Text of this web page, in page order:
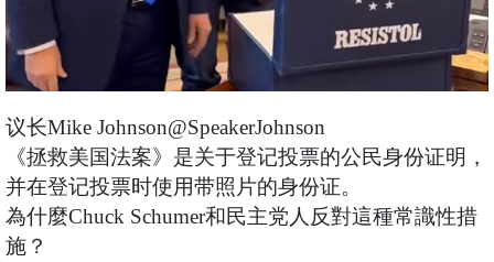
议长Mike Johnson@SpeakerJohnson
《拯救美国法案》是关于登记投票的公民身份证明，
并在登记投票时使用带照片的身份证。
為什麼Chuck Schumer和民主党人反對這種常識性措
施？